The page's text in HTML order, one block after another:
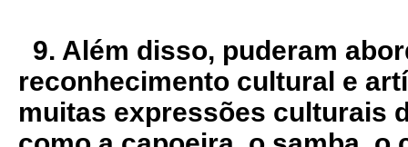
9. Além disso, puderam
reconhecimento cultural e
muitas expressões culturais